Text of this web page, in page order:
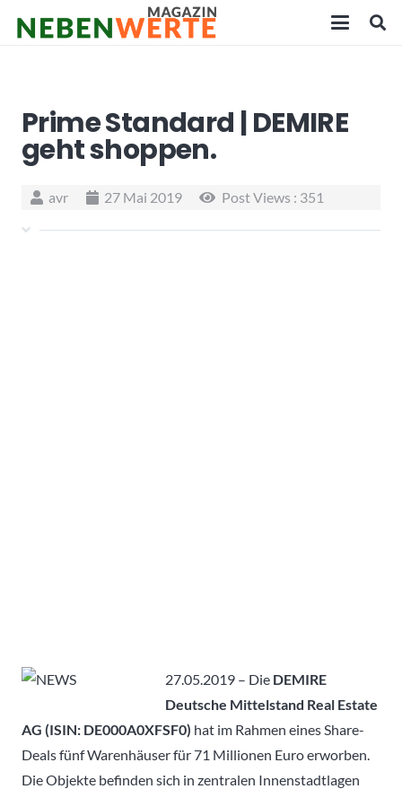
Prime Standard | DEMIRE
geht shoppen.
avr 27 Mai 2019 Post Views : 351
27.05.2019 – Die DEMIRE
Deutsche Mittelstand Real Estate
AG (ISIN: DE000A0XFSF0) hat im Rahmen eines Share-
Deals fünf Warenhäuser für 71 Millionen Euro erworben.
Die Objekte befinden sich in zentralen Innenstadtlagen